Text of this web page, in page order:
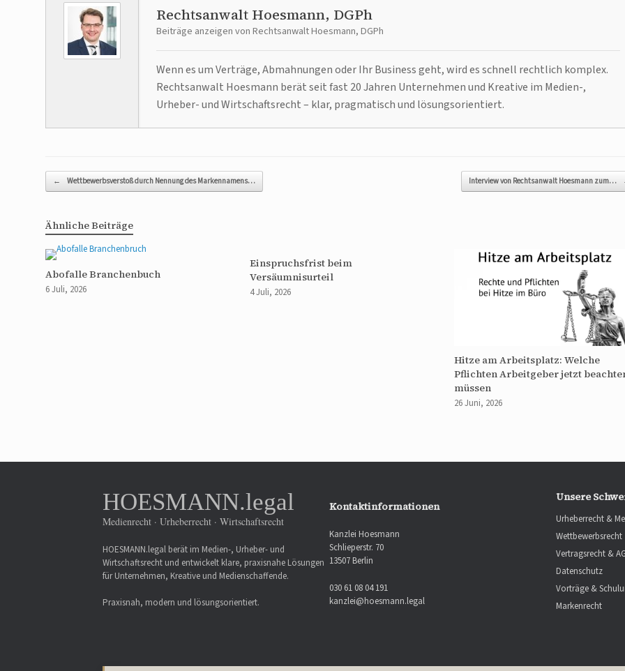
Rechtsanwalt Hoesmann, DGPh
Beiträge anzeigen von Rechtsanwalt Hoesmann, DGPh
Wenn es um Verträge, Abmahnungen oder Ihr Business geht, wird es schnell rechtlich komplex.
Rechtsanwalt Hoesmann berät seit fast 20 Jahren Unternehmen und Kreative im Medien-,
Urheber- und Wirtschaftsrecht – klar, pragmatisch und lösungsorientiert.
Beitragsnavigation
← Wettbewerbsverstoß durch Nennung des Markennamens… Interview von Rechtsanwalt Hoesmann zum…
Ähnliche Beiträge
Abofalle Branchenbuch
6 Juli, 2026
Einspruchsfrist beim
Versäumnisurteil
4 Juli, 2026
Hitze am Arbeitsplatz: Welche
Pflichten Arbeitgeber jetzt
müssen
26 Juni, 2026
HOESMANN.legal
Medienrecht · Urheberrecht · Wirtschaftsrecht
HOESMANN.legal berät im Medien-, Urheber- und
Wirtschaftsrecht und entwickelt klare, praxisnahe Lösungen
für Unternehmen, Kreative und Medienschaffende.
Praxisnah, modern und lösungsorientiert.
Kontaktinformationen
Kanzlei Hoesmann
Schlieperstr. 70
13507 Berlin
030 61 08 04 191
kanzlei@hoesmann.legal
Unsere
Urheberrecht &
Wettbewerbsrecht
Vertragsrecht &
Datenschutz
Vorträge &
Markenrecht